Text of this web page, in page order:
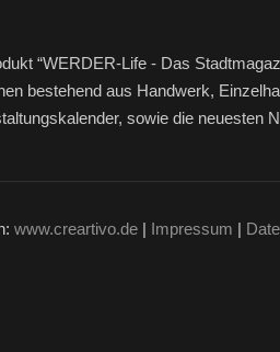
“WERDER-Life - Das
bestehend aus Handwerk,
sowie die
www.creartivo.de | Impressum |